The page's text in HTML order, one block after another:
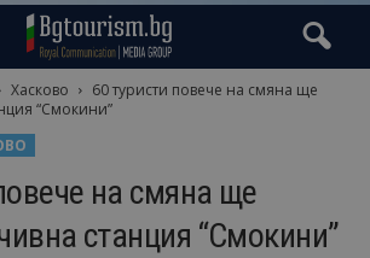
Хасково
60 туристи повече на смяна ще
“Смокини”
на смяна ще
станция “Смокини”